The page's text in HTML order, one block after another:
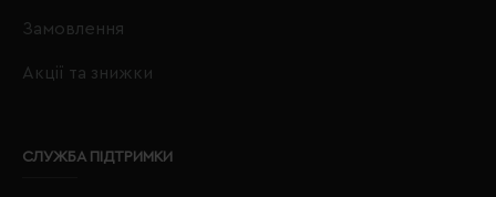
Замовлення
Акції та знижки
СЛУЖБА ПІДТРИМКИ